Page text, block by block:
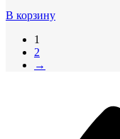
В корзину
1
2
→